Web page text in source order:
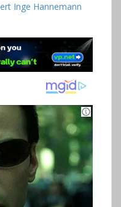
Inge Hannemann